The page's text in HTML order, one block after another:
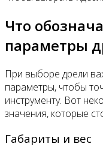
Что
параметры
При выборе дрели
параметры, чтобы
инструменту. Вот
значения, которые
Габариты и вес